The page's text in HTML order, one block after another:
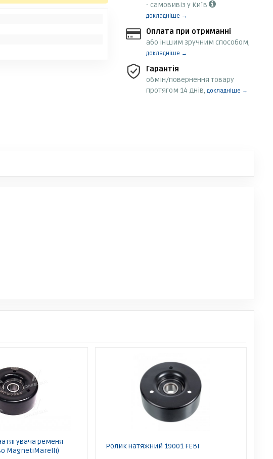
- самовивіз у Київ
докладніше →
Оплата при отриманні
або іншим зручним способом,
докладніше →
Гарантія
обмін/повернення товару
протягом 14 днів,докладніше →
ременя
MagnetiMarelli)
Ролик натяжний 19001 FEBI